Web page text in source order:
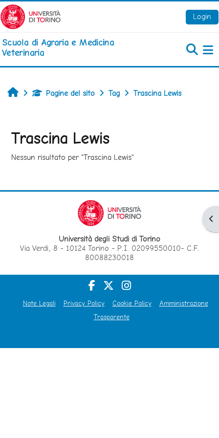
Vai al contenuto principale
Login
Scuola di Agraria e Medicina
Veterinaria
HomePagine del sito Tag Trascina Lewis
Trascina Lewis
Nessun risultato per "Trascina Lewis"
Università degli Studi di Torino
Via Verdi, 8 - 10124 Torino - P.I. 02099550010- C.F.
80088230018
Note Legali Privacy Policy Cookie Policy
Amministrazione
Trasparente